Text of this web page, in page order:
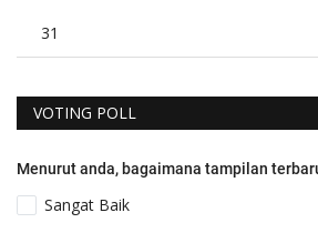
31
VOTING POLL
Menurut anda, bagaimana tampilan
Sangat Baik